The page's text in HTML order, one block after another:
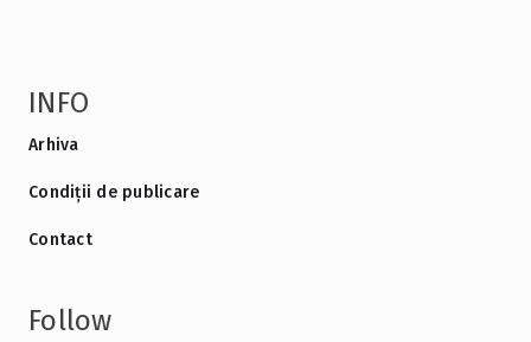
INFO
Arhiva
Condiții de publicare
Contact
Follow